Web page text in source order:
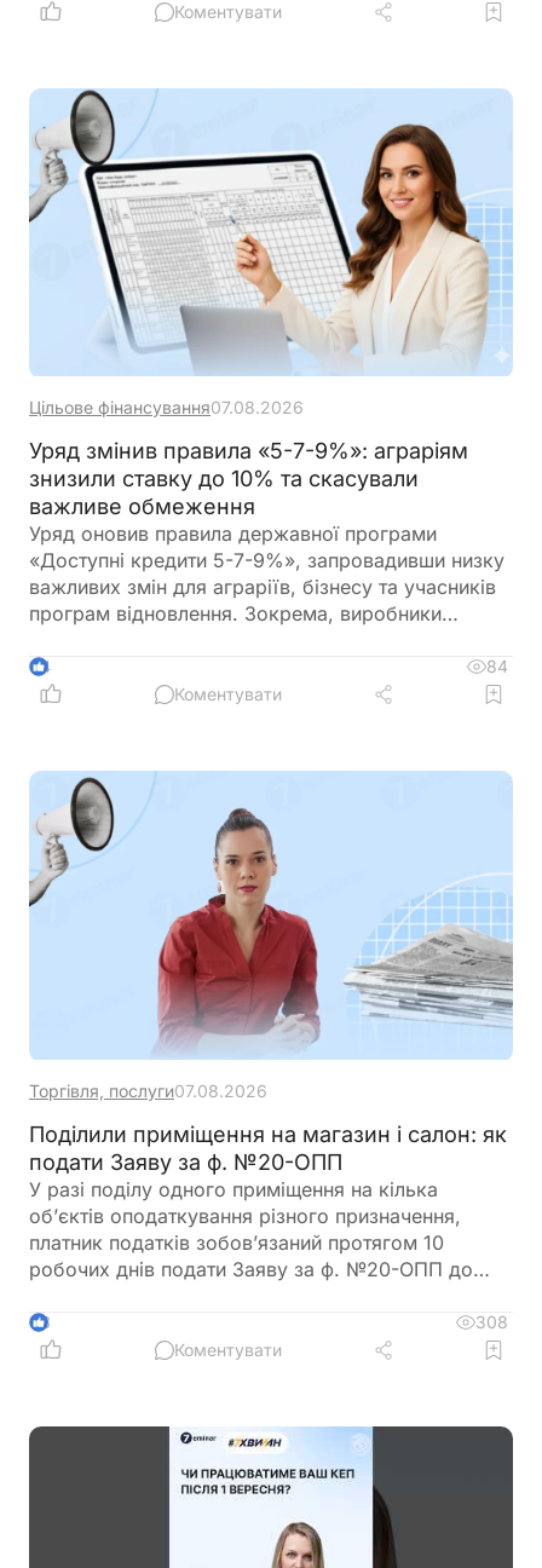
Коментувати
Цільове фінансування07.08.2026
Уряд змінив правила «5-7-9%»: аграріям
знизили ставку до 10% та скасували
важливе обмеження
Уряд оновив правила державної програми
«Доступні кредити 5-7-9%», запровадивши низку
важливих змін для аграріїв, бізнесу та учасників
програм відновлення. Зокрема, виробники
більше можливостей для фінансування
оборотного капіталу за нижчою ставкою, а з 1
4
84
Коментувати
Торгівля, послуги07.08.2026
Поділили приміщення на магазин і салон: як
подати Заяву за ф. №20-ОПП
У разі поділу одного приміщення на кілька
об’єктів оподаткування різного призначення,
платник податків зобов’язаний протягом 10
робочих днів подати Заяву за ф. №20-ОПП до
інформацію про закриття попереднього об’єкта і
створення нових у різних рядках, кожному з яких
3
308
Коментувати